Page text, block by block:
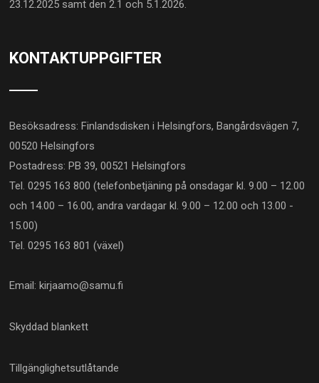
23.12.2025 samt den 2.1 och 5.1.2026.
KONTAKTUPPGIFTER
Besöksadress: Finlandsdisken i Helsingfors, Bangårdsvägen 7,
00520 Helsingfors
Postadress: PB 39, 00521 Helsingfors
Tel. 0295 163 800 (telefonbetjäning på onsdagar kl. 9.00 – 12.00
och 14.00 – 16.00, andra vardagar kl. 9.00 – 12.00 och 13.00 -
15.00)
Tel. 0295 163 801 (växel)
Email: kirjaamo@samu.fi
Skyddad blankett
Tillgänglighetsutlåtande